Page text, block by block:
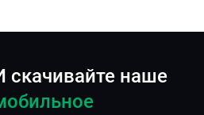
скачивайте наше